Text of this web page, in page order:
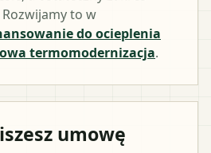
to w
do ocieplenia
termomodernizacja.
umowę